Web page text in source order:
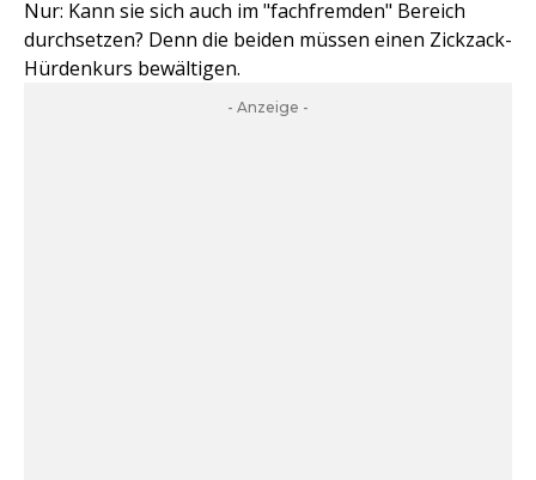
Nur: Kann sie sich auch im "fachfremden" Bereich
durchsetzen? Denn die beiden müssen einen Zickzack-
Hürdenkurs bewältigen.
- Anzeige -